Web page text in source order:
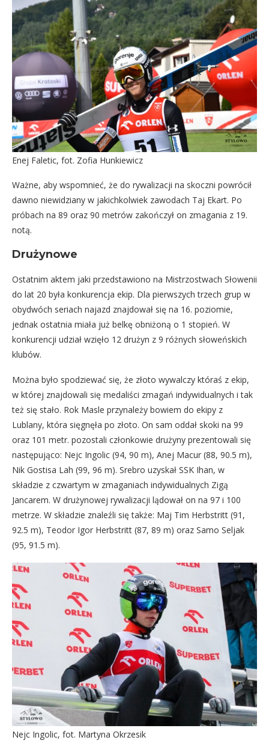
Enej Faletic, fot. Zofia Hunkiewicz
Ważne, aby wspomnieć, że do rywalizacji na skoczni powrócił
dawno niewidziany w jakichkolwiek zawodach Taj Ekart. Po
próbach na 89 oraz 90 metrów zakończył on zmagania z 19.
notą.
Drużynowe
Ostatnim aktem jaki przedstawiono na Mistrzostwach Słowenii
do lat 20 była konkurencja ekip. Dla pierwszych trzech grup w
obydwóch seriach najazd znajdował się na 16. poziomie,
jednak ostatnia miała już belkę obniżoną o 1 stopień. W
konkurencji udział wzięło 12 drużyn z 9 różnych słoweńskich
klubów.
Można było spodziewać się, że złoto wywalczy któraś z ekip,
w której znajdowali się medaliści zmagań indywidualnych i tak
też się stało. Rok Masle przynależy bowiem do ekipy z
Lublany, która sięgnęła po złoto. On sam oddał skoki na 99
oraz 101 metr. pozostali członkowie drużyny prezentowali się
następująco: Nejc Ingolic (94, 90 m), Anej Macur (88, 90.5 m),
Nik Gostisa Lah (99, 96 m). Srebro uzyskał SSK Ihan, w
składzie z czwartym w zmaganiach indywidualnych Zigą
Jancarem. W drużynowej rywalizacji lądował on na 97 i 100
metrze. W składzie znaleźli się także: Maj Tim Herbstritt (91,
92.5 m), Teodor Igor Herbstritt (87, 89 m) oraz Samo Seljak
(95, 91.5 m).
Nejc Ingolic, fot. Martyna Okrzesik